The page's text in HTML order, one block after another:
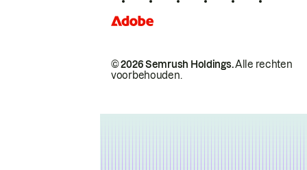
© 2026 Semrush Holdings.Alle rechten
voorbehouden.